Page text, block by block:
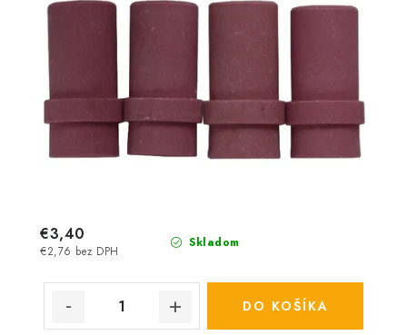
Skladom
€2,76 bez DPH
€3,40
DO KOŠÍKA